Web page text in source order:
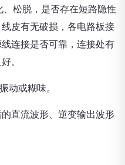
松脱，是否存在短路隐性
皮有无破损，各电路板接
连接是否可靠，连接处有
。
或糊味。
直流波形、逆变输出波形